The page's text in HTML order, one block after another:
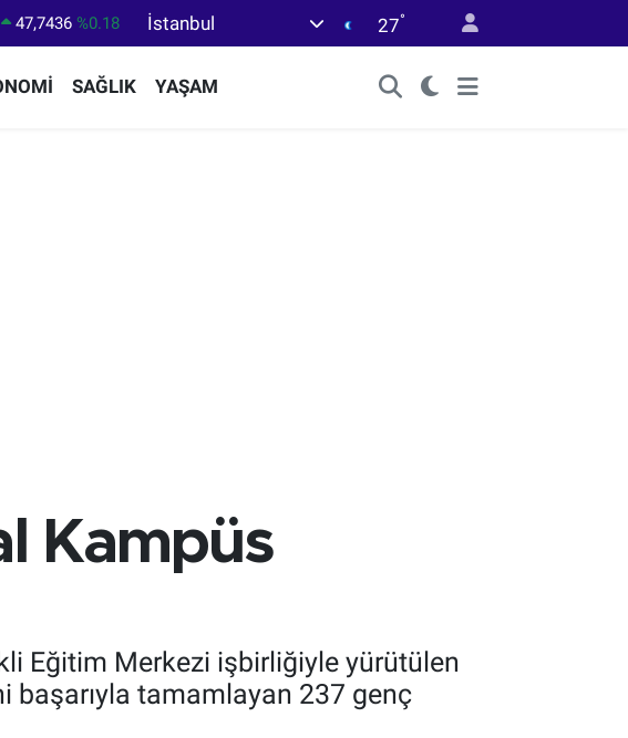
47,7436 %0.18
İstanbul 27°
SAĞLIK YAŞAM
Kampüs
Eğitim Merkezi işbirliğiyle yürütülen
başarıyla tamamlayan 237 genç